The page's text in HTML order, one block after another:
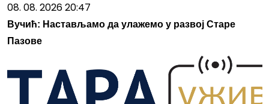
08. 08. 2026 20:47
Вучић: Настављамо да улажемо у развој Старе
Пазове